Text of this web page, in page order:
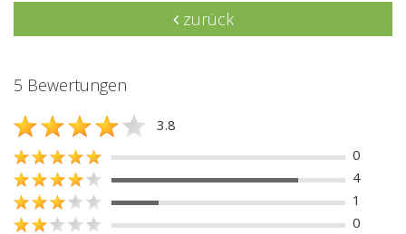
zurück
5 Bewertungen
3.8
0
4
1
0